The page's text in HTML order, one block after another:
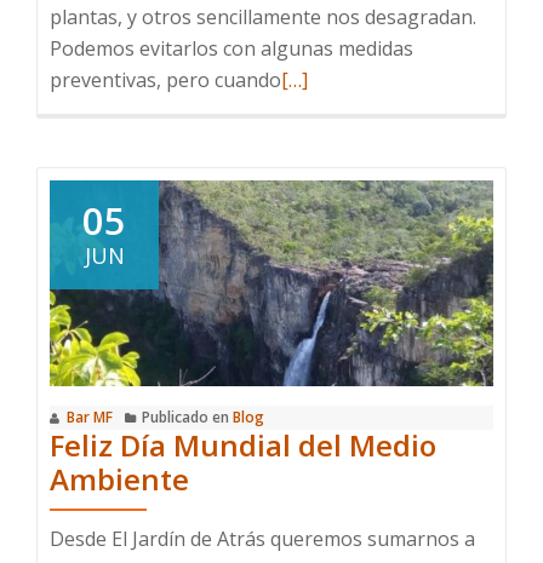
plantas, y otros sencillamente nos desagradan.
Podemos evitarlos con algunas medidas
preventivas, pero cuandoLeer
caseros
contra
plagas
[…]
05
JUN
Bar MF Publicado en Blog
Feliz Día Mundial del Medio
Ambiente
Desde El Jardín de Atrás queremos sumarnos a